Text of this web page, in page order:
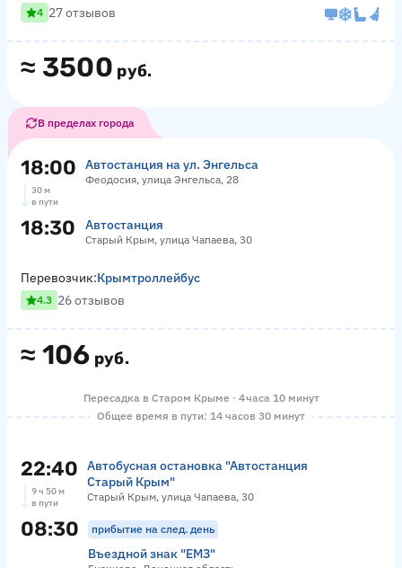
≈ 3500 руб.
4 27 отзывов
В пределах города
18:00 Автостанция на ул. Энгельса
Феодосия, улица Энгельса, 28
30 м
в пути
18:30 Автостанция
Старый Крым, улица Чапаева, 30
≈ 106 руб.
Перевозчик:Крымтроллейбус
4.3 26 отзывов
Пересадка в Старом Крыме · 4 часа 10 минут
Общее время в пути: 14 часов 30 минут
22:40
Автобусная остановка "Автостанция
Старый Крым"
Старый Крым, улица Чапаева, 30
9 ч 50 м
в пути
08:30 прибытие на след. день
Въездной знак "ЕМЗ"